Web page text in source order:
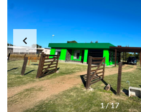
1/17